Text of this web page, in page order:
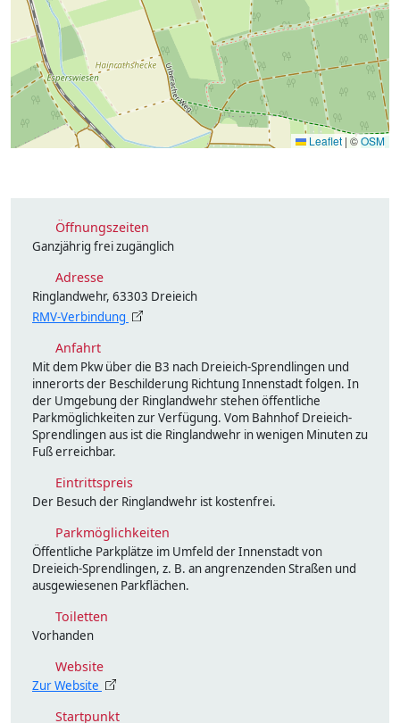
Leaflet | ©OSM
Öffnungszeiten
Ganzjährig frei zugänglich
Adresse
Ringlandwehr, 63303 Dreieich
RMV-Verbindung
Anfahrt
Mit dem Pkw über die B3 nach Dreieich-Sprendlingen und
innerorts der Beschilderung Richtung Innenstadt folgen. In
der Umgebung der Ringlandwehr stehen öffentliche
Parkmöglichkeiten zur Verfügung. Vom Bahnhof Dreieich-
Sprendlingen aus ist die Ringlandwehr in wenigen Minuten zu
Fuß erreichbar.
Eintrittspreis
Der Besuch der Ringlandwehr ist kostenfrei.
Parkmöglichkeiten
Öffentliche Parkplätze im Umfeld der Innenstadt von
Dreieich-Sprendlingen, z. B. an angrenzenden Straßen und
ausgewiesenen Parkflächen.
Toiletten
Vorhanden
Website
Zur Website
Startpunkt